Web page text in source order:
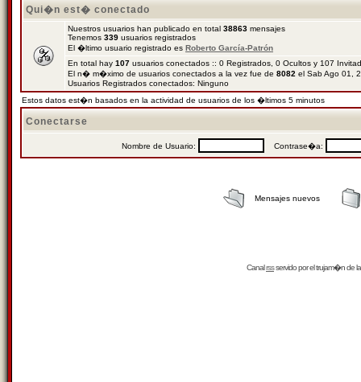
Qui�n est� conectado
Nuestros usuarios han publicado en total 38863 mensajes
Tenemos 339 usuarios registrados
El �ltimo usuario registrado es Roberto García-Patrón
En total hay 107 usuarios conectados :: 0 Registrados, 0 Ocultos y 107
El n� m�ximo de usuarios conectados a la vez fue de 8082 el Sab Ago 01,
Usuarios Registrados conectados: Ninguno
Estos datos est�n basados en la actividad de usuarios de los �ltimos 5 minutos
Conectarse
Nombre de Usuario: Contrase�a:
Mensajes nuevos
Canalrssservido por eltrujam�nde